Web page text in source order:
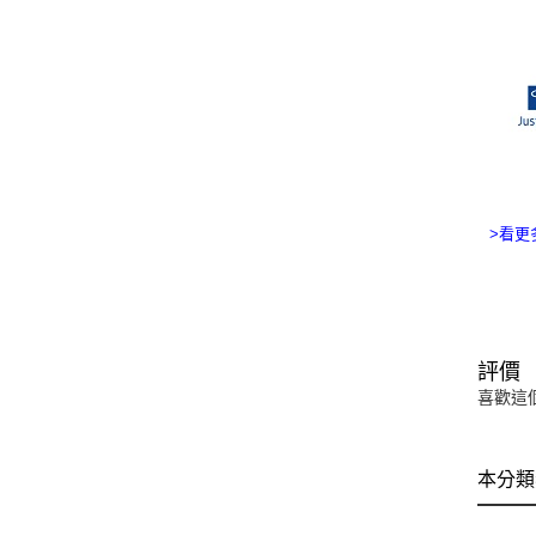
>看
評價
喜歡這
本分